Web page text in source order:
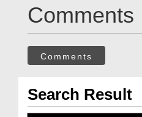
Comments
Comments
Search Result